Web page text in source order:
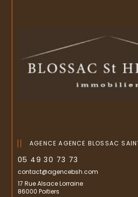
AGENCE AGENCE BLOSSAC
05 49 30 73 73
contact@agencebsh.com
17 Rue Alsace Lorraine
86000 Poitiers